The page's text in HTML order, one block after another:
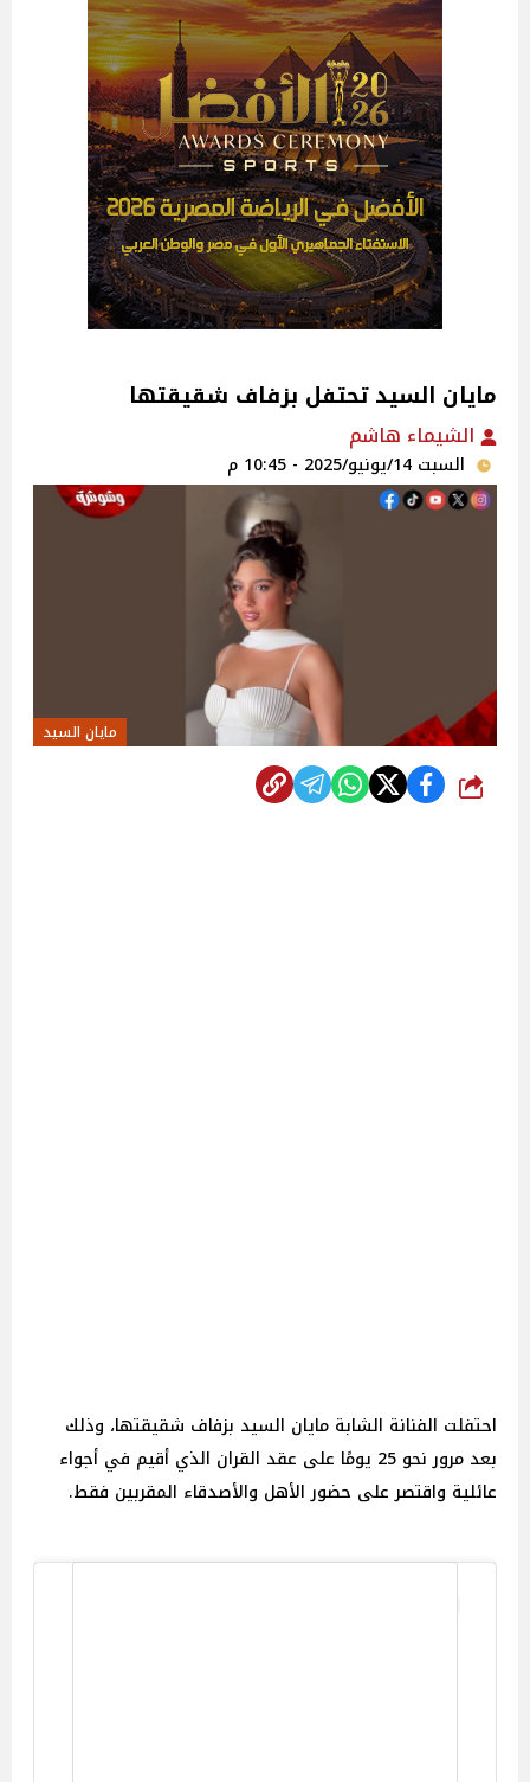
مايان السيد تحتفل بزفاف شقيقتها‎
الشيماء هاشم
السبت 14/يونيو/2025 - 10:45 م
مايان السيد
شارك
احتفلت الفنانة الشابة مايان السيد بزفاف شقيقتها، وذلك
بعد مرور نحو 25 يومًا على عقد القران الذي أقيم في أجواء
عائلية واقتصر على حضور الأهل والأصدقاء المقربين فقط.